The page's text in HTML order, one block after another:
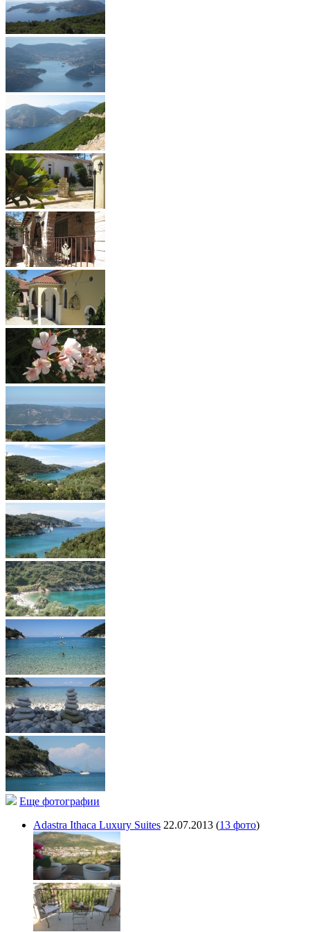
Еще фотографии
Adastra Ithaca Luxury Suites 22.07.2013 (13 фото)